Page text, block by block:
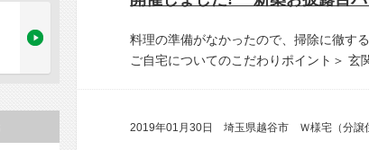
料理の準備がなかったので、掃除に徹す
ご自宅についてのこだわりポイント＞ 玄
2019年01月30日 埼玉県越谷市 Ｗ様宅（分譲